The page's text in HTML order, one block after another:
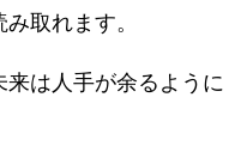
取れます。
は人手が余るように